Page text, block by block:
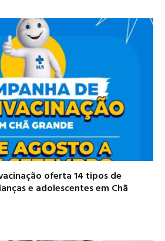
oferta 14 tipos de
e adolescentes em Chã